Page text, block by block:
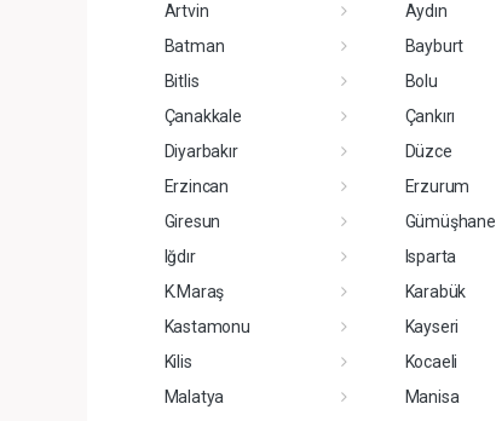
Artvin
Aydın
Batman
Bayburt
Bitlis
Bolu
Çanakkale
Çankırı
Diyarbakır
Düzce
Erzincan
Erzurum
Giresun
Gümüşhane
Iğdır
Isparta
K.Maraş
Karabük
Kastamonu
Kayseri
Kilis
Kocaeli
Malatya
Manisa